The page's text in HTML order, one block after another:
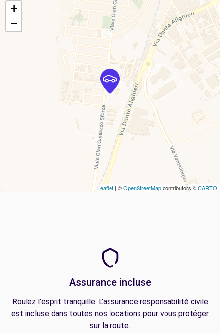
+
−
Leaflet | ©OpenStreetMapcontributors ©CARTO
Assurance incluse
Roulez l'esprit tranquille. L'assurance responsabilité civile
est incluse dans toutes nos locations pour vous protéger
sur la route.